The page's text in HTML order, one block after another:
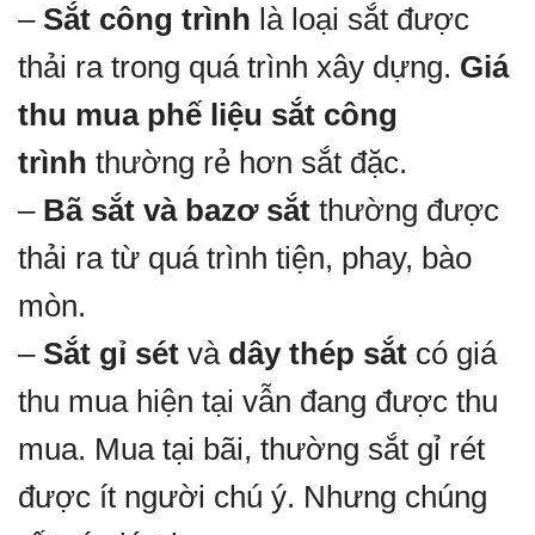
– Sắt công trình là loại sắt được
thải ra trong quá trình xây dựng. Giá
thu mua phế liệu sắt công
trình thường rẻ hơn sắt đặc.
– Bã sắt và bazơ sắt thường được
thải ra từ quá trình tiện, phay, bào
mòn.
– Sắt gỉ sét và dây thép sắt có giá
thu mua hiện tại vẫn đang được thu
mua. Mua tại bãi, thường sắt gỉ rét
được ít người chú ý. Nhưng chúng